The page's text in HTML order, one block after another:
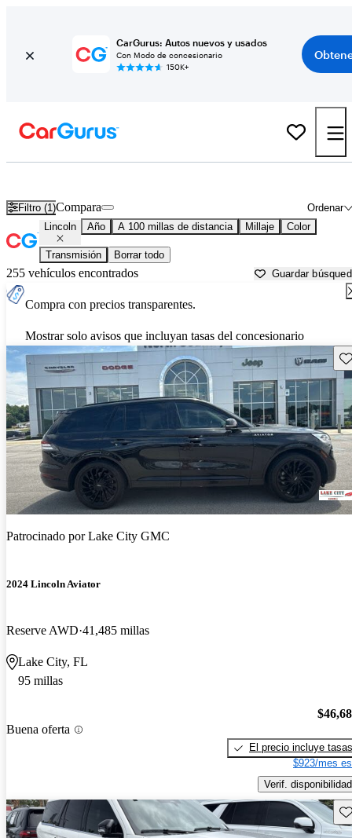
CarGurus: Autos nuevos y usados
Con Modo de concesionario
150K+
Filtro (1) Ordenar
Compara
Lincoln Año A 100 millas de distancia Millaje Color
Transmisión Borrar todo
255 vehículos encontrados Guardar
Compra con precios transparentes.
Mostrar solo avisos que incluyan tasas del concesionario
Patrocinado porLake City GMC
2024 Lincoln Aviator
Reserve AWD 41,485 millas
Lake City, FL
95 millas
Buena oferta
El precio incluye tasas
$923/mes
Verif. disponibilidad